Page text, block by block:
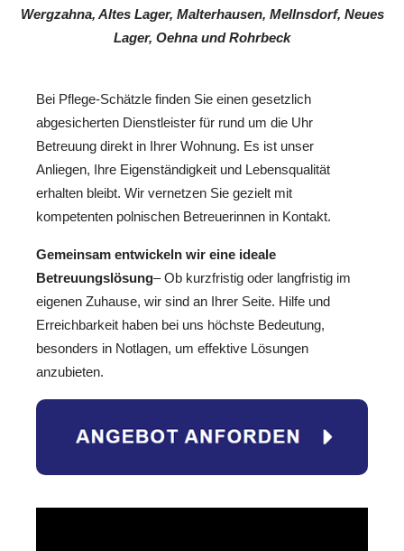
Wergzahna, Altes Lager, Malterhausen, Mellnsdorf, Neues
Lager, Oehna und Rohrbeck
Bei Pflege-Schätzle finden Sie einen gesetzlich
abgesicherten Dienstleister für rund um die Uhr
Betreuung direkt in Ihrer Wohnung. Es ist unser
Anliegen, Ihre Eigenständigkeit und Lebensqualität
erhalten bleibt. Wir vernetzen Sie gezielt mit
kompetenten polnischen Betreuerinnen in Kontakt.
Gemeinsam entwickeln wir eine ideale
Betreuungslösung– Ob kurzfristig oder langfristig im
eigenen Zuhause, wir sind an Ihrer Seite. Hilfe und
Erreichbarkeit haben bei uns höchste Bedeutung,
besonders in Notlagen, um effektive Lösungen
anzubieten.